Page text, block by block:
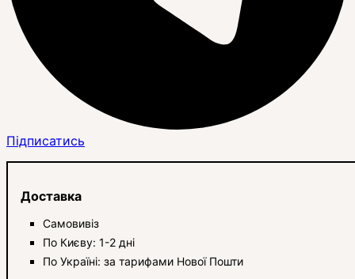
Підписатись
Доставка
Самовивіз
По Києву: 1-2 дні
По Україні: за тарифами Нової Пошти